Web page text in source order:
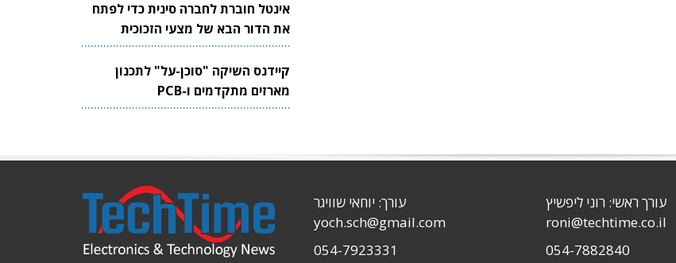
אינטל חוברת לחברה סינית כדי לפתח
את הדור הבא של מצעי הזכוכית
לשבבים
קיידנס השיקה "סוכן-על" לתכנון
מארזים מתקדמים ו-PCB
עורך ראשי: רוני ליפשיץ
roni@techtime.co.il
054-7882840
עורך: יוחאי שוויגר
yoch.sch@gmail.com
054-7923331